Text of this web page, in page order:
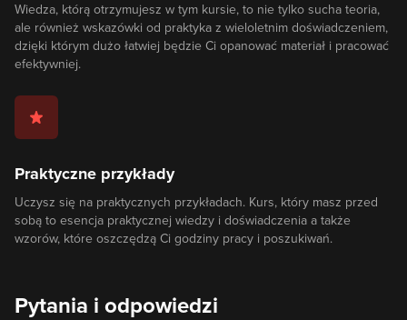
Wiedza, którą otrzymujesz w tym kursie, to nie tylko sucha teoria,
ale również wskazówki od praktyka z wieloletnim doświadczeniem,
dzięki którym dużo łatwiej będzie Ci opanować materiał i pracować
efektywniej.
Praktyczne przykłady
Uczysz się na praktycznych przykładach. Kurs, który masz przed
sobą to esencja praktycznej wiedzy i doświadczenia a także
wzorów, które oszczędzą Ci godziny pracy i poszukiwań.
Pytania i odpowiedzi